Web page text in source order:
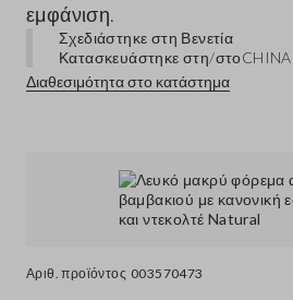
Αριθ. προϊόντος 003570473
εμφάνιση.
Σχεδιάστηκε στη Βενετία
Κατασκευάστηκε στη/στοCHINA
Διαθεσιμότητα στο κατάστημα